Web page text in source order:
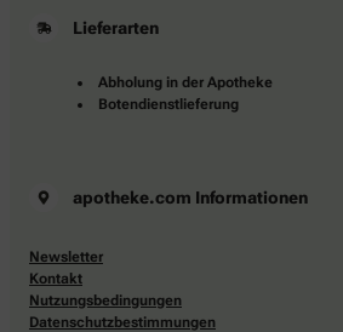
Lieferarten
Abholung in der Apotheke
Botendienstlieferung
apotheke.com Informationen
Newsletter
Kontakt
Nutzungsbedingungen
Datenschutzbestimmungen